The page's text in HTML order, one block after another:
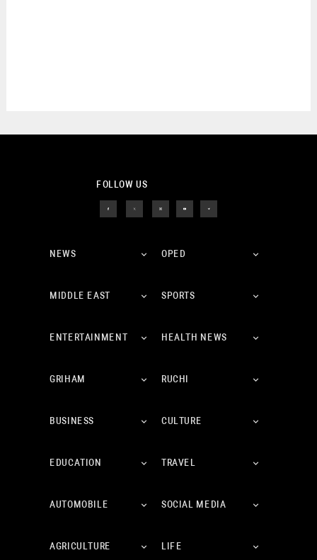
FOLLOW US
NEWS OPED
MIDDLE EAST SPORTS
ENTERTAINMENT HEALTH NEWS
GRIHAM RUCHI
BUSINESS CULTURE
EDUCATION TRAVEL
AUTOMOBILE SOCIAL MEDIA
AGRICULTURE LIFE